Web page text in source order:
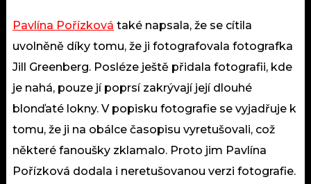
Pavlína Pořízková také napsala, že se cítila
uvolněně díky tomu, že ji fotografovala fotografka
Jill Greenberg. Posléze ještě přidala fotografii, kde
je nahá, pouze jí poprsí zakrývají její dlouhé
blonďaté lokny. V popisku fotografie se vyjadřuje k
tomu, že ji na obálce časopisu vyretušovali, což
některé fanoušky zklamalo. Proto jim Pavlína
Pořízková dodala i neretušovanou verzi fotografie.